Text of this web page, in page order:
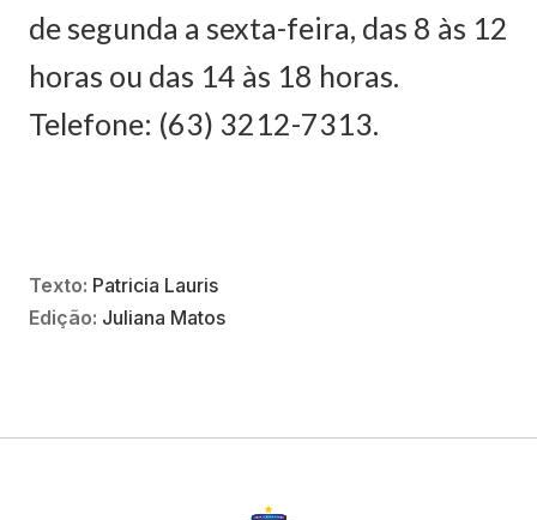
de segunda a sexta-feira, das 8 às 12
horas ou das 14 às 18 horas.
Telefone: (63) 3212-7313.
Texto: Patricia Lauris
Edição: Juliana Matos